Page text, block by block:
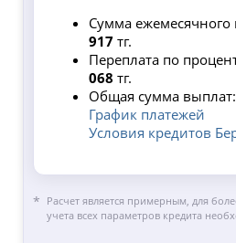
Сумма ежемесячного
917тг.
Переплата по
068 тг.
Общая сумма выплат:
График платежей
Условия кредитов
Расчет является примерным, для
учета всех параметров кредита